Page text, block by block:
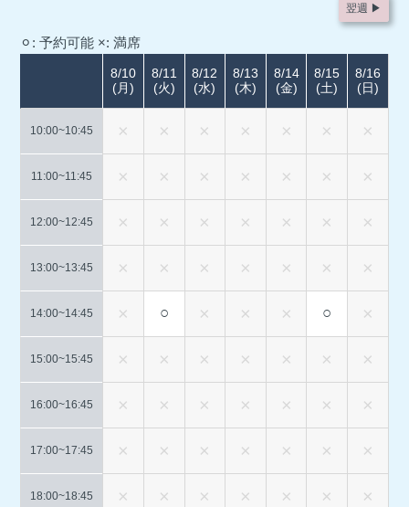
⚪︎: 予約可能 ×: 満席
翌週 ▶︎
10:00~10:45
11:00~11:45
12:00~12:45
13:00~13:45
14:00~14:45
15:00~15:45
16:00~16:45
17:00~17:45
18:00~18:45
8/10
(月)
8/11
(火)
○
8/12
(水)
8/13
(木)
8/14
(金)
8/15
(土)
○
8/16
(日)